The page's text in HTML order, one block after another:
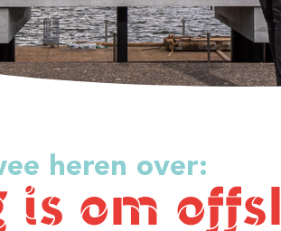
offshore wind
en uitdagend. Voor
schonere wereld en een